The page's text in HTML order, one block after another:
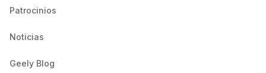
Patrocinios
Noticias
Geely Blog